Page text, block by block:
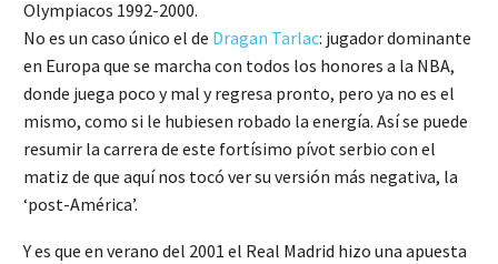
Olympiacos 1992-2000.
No es un caso único el de Dragan Tarlac: jugador dominante
en Europa que se marcha con todos los honores a la NBA,
donde juega poco y mal y regresa pronto, pero ya no es el
mismo, como si le hubiesen robado la energía. Así se puede
resumir la carrera de este fortísimo pívot serbio con el
matiz de que aquí nos tocó ver su versión más negativa, la
‘post-América’.
Y es que en verano del 2001 el Real Madrid hizo una apuesta